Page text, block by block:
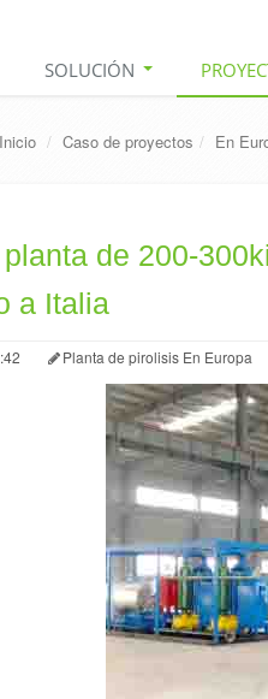
SOLUCIÓN
Inicio / Caso de proyectos / En
de 200-
a Italia
Planta de pirolisis En Europa